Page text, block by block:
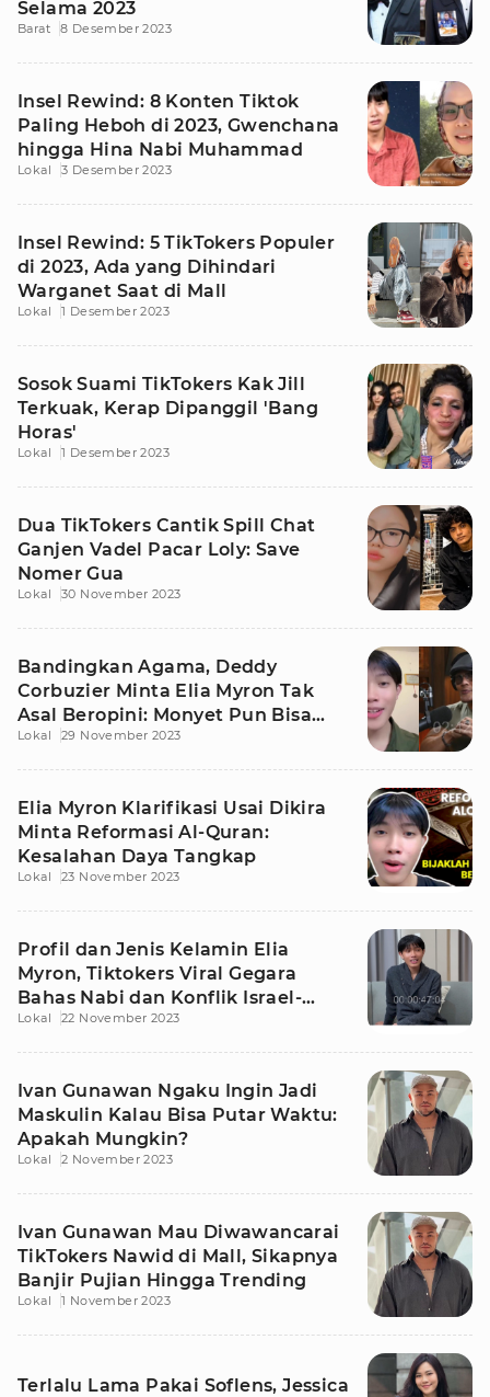
Selama 2023
Barat 8 Desember 2023
Insel Rewind: 8 Konten Tiktok
Paling Heboh di 2023, Gwenchana
hingga Hina Nabi Muhammad
Lokal 3 Desember 2023
Insel Rewind: 5 TikTokers Populer
di 2023, Ada yang Dihindari
Warganet Saat di Mall
Lokal 1 Desember 2023
Sosok Suami TikTokers Kak Jill
Terkuak, Kerap Dipanggil 'Bang
Horas'
Lokal 1 Desember 2023
Dua TikTokers Cantik Spill Chat
Ganjen Vadel Pacar Loly: Save
Nomer Gua
Lokal 30 November 2023
Bandingkan Agama, Deddy
Corbuzier Minta Elia Myron Tak
Asal Beropini: Monyet Pun Bisa
Bersuara
Lokal 29 November 2023
Elia Myron Klarifikasi Usai Dikira
Minta Reformasi Al-Quran:
Kesalahan Daya Tangkap
Lokal 23 November 2023
Profil dan Jenis Kelamin Elia
Myron, Tiktokers Viral Gegara
Bahas Nabi dan Konflik Israel-
Palestina
Lokal 22 November 2023
Ivan Gunawan Ngaku Ingin Jadi
Maskulin Kalau Bisa Putar Waktu:
Apakah Mungkin?
Lokal 2 November 2023
Ivan Gunawan Mau Diwawancarai
TikTokers Nawid di Mall, Sikapnya
Banjir Pujian Hingga Trending
Lokal 1 November 2023
Terlalu Lama Pakai Soflens, Jessica